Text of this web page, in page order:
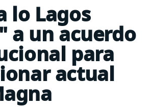
lo Lagos
a un acuerdo
para
actual